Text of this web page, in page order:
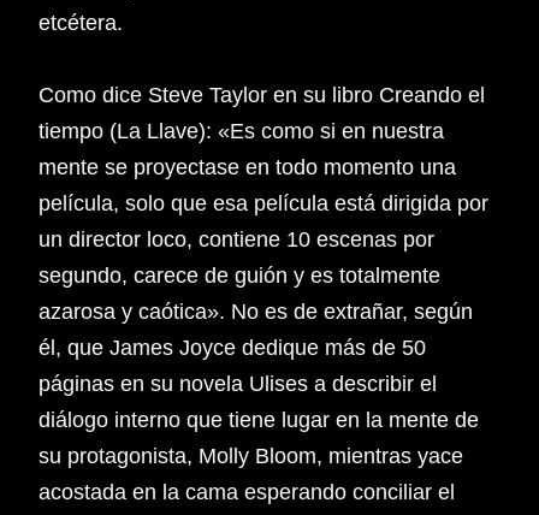
etcétera.
Como dice Steve Taylor en su libro Creando el
tiempo (La Llave): «Es como si en nuestra
mente se proyectase en todo momento una
película, solo que esa película está dirigida por
un director loco, contiene 10 escenas por
segundo, carece de guión y es totalmente
azarosa y caótica». No es de extrañar, según
él, que James Joyce dedique más de 50
páginas en su novela Ulises a describir el
diálogo interno que tiene lugar en la mente de
su protagonista, Molly Bloom, mientras yace
acostada en la cama esperando conciliar el